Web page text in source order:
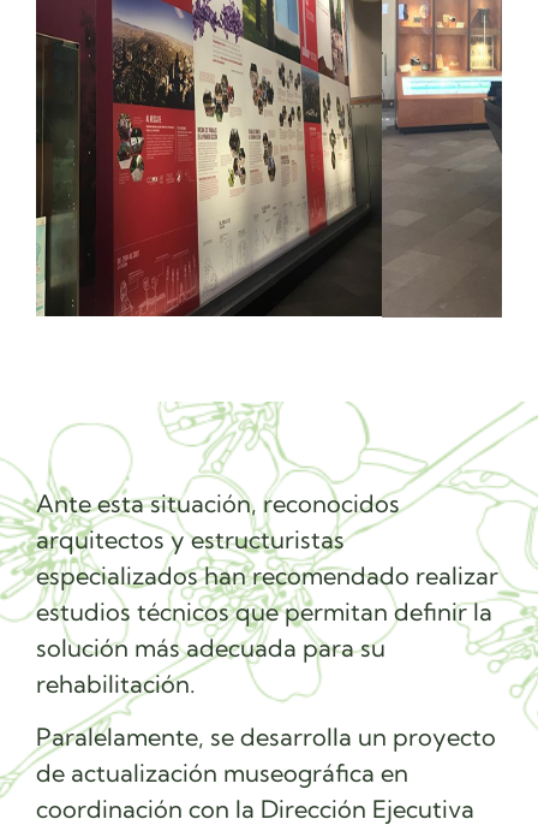
Ante esta situación, reconocidos
arquitectos y estructuristas
especializados han recomendado realizar
estudios técnicos que permitan definir la
solución más adecuada para su
rehabilitación.
Paralelamente, se desarrolla un proyecto
de actualización museográfica en
coordinación con la Dirección Ejecutiva